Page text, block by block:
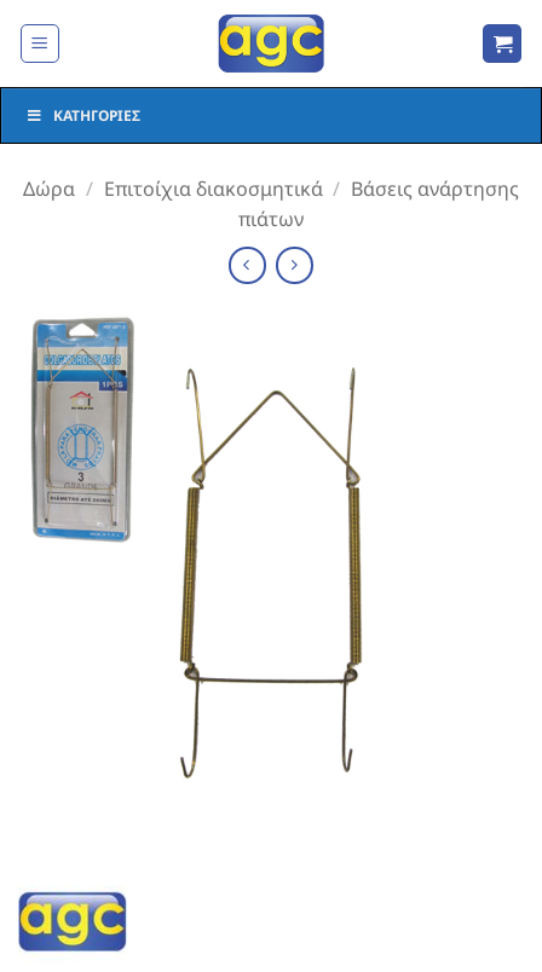
στο
ΚΑΤΗΓΟΡΊΕΣ
Δώρα / Επιτοίχια διακοσμητικά / Βάσεις ανάρτησης
πιάτων